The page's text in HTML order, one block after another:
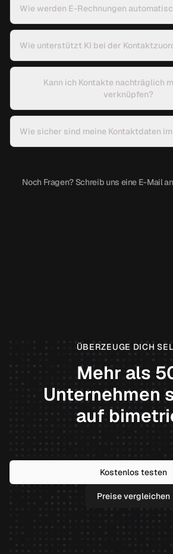
Wie werden E-Rechnungen
Wie unterstützt KI bei der
Kann ich Kontakte nachträglich
verknüpfen?
Wie sicher sind meine Kontaktdaten
Noch Fragen? Schreib uns eine E-Mail an
ÜBERZEUGE DICH
Mehr als
Unternehmen
auf
Kostenlos testen
Preise vergleichen